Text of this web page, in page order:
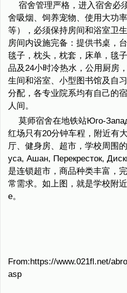
宿舍管理严格，进入宿舍必
舍吸烟、饲养宠物、使用大功
等），必须保持房间和浴室卫
房间内设施完备：提供书桌，
毯子，枕头，枕套，床单，毯
品及24小时冷热水，公用厨房
生间和浴室、小型图书馆及自
分配，各专业院系均有自己的
人间。
莫师宿舍在地铁站Юго-
红场只有20分钟车程，附近有
厅、健身房、超市，学校周围
уса, Ашан, Перекресток,
是连锁超市，商品种类丰富，
常需求。如上图，就是学校附
e。
From:https://www.021fl.net/
asp